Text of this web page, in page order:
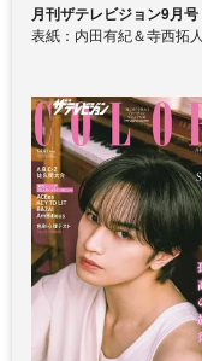
月刊ザテレビジョン9月号
表紙：内田有紀＆寺西拓人